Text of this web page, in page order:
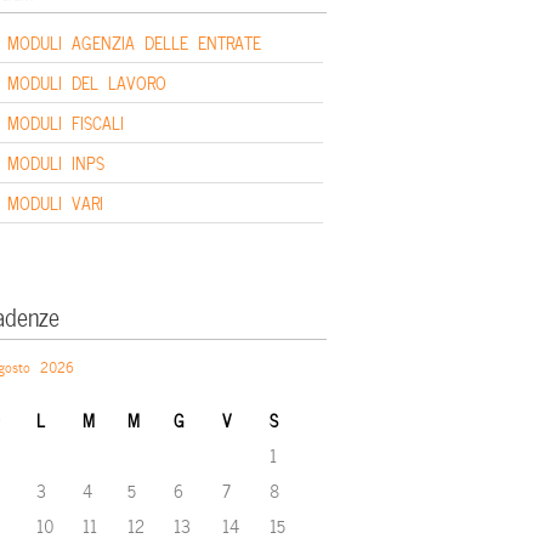
MODULI AGENZIA DELLE ENTRATE
MODULI DEL LAVORO
MODULI FISCALI
MODULI INPS
MODULI VARI
2026
L M M G V S
1
3 4 5 6 7
8
10 11 12 13 14
15